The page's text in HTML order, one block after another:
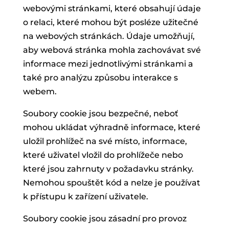
webovými stránkami, které obsahují údaje
o relaci, které mohou být posléze užitečné
na webových stránkách. Údaje umožňují,
aby webová stránka mohla zachovávat své
informace mezi jednotlivými stránkami a
také pro analýzu způsobu interakce s
webem.
Soubory cookie jsou bezpečné, neboť
mohou ukládat výhradně informace, které
uložil prohlížeč na své místo, informace,
které uživatel vložil do prohlížeče nebo
které jsou zahrnuty v požadavku stránky.
Nemohou spouštět kód a nelze je používat
k přístupu k zařízení uživatele.
Soubory cookie jsou zásadní pro provoz